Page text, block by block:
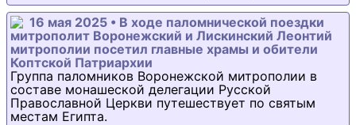
16 мая 2025 • В ходе паломнической поездки
митрополит Воронежский и Лискинский Леонтий
митрополии посетил главные храмы и обители
Коптской Патриархии
Группа паломников Воронежской митрополии в
составе монашеской делегации Русской
Православной Церкви путешествует по святым
местам Египта.